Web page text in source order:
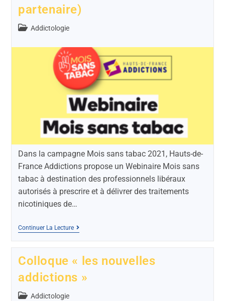
partenaire)
Addictologie
Dans la campagne Mois sans tabac 2021, Hauts-de-
France Addictions propose un Webinaire Mois sans
tabac à destination des professionnels libéraux
autorisés à prescrire et à délivrer des traitements
nicotiniques de…
Continuer La Lecture
Colloque « les nouvelles
addictions »
Addictologie